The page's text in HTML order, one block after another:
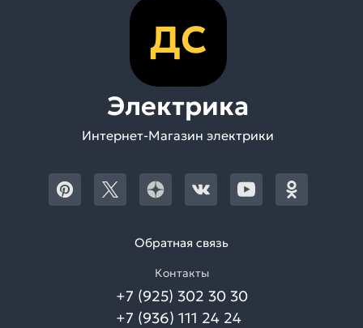
ДС
Электрика
Интернет-Магазин электрики
Обратная связь
Контакты
+7 (925) 302 30 30
+7 (936) 111 24 24